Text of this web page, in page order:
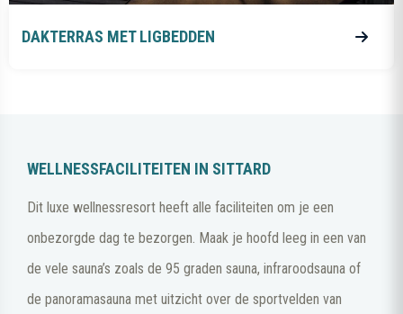
DAKTERRAS MET LIGBEDDEN
WELLNESSFACILITEITEN IN SITTARD
Dit luxe wellnessresort heeft alle faciliteiten om je een
onbezorgde dag te bezorgen. Maak je hoofd leeg in een van
de vele sauna’s zoals de 95 graden sauna, infraroodsauna of
de panoramasauna met uitzicht over de sportvelden van